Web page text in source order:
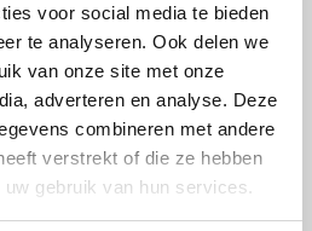
voor social media te bieden
te analyseren. Ook delen we
van onze site met onze
adverteren en analyse. Deze
combineren met andere
verstrekt of die ze hebben
gebruik van hun services.
jij ons al?
de hoogte